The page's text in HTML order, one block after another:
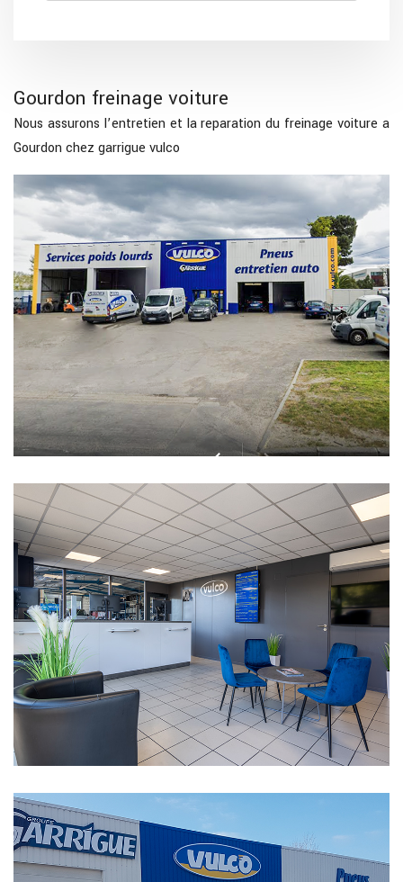
Gourdon freinage voiture
Nous assurons l’entretien et la reparation du freinage voiture a
Gourdon chez garrigue vulco